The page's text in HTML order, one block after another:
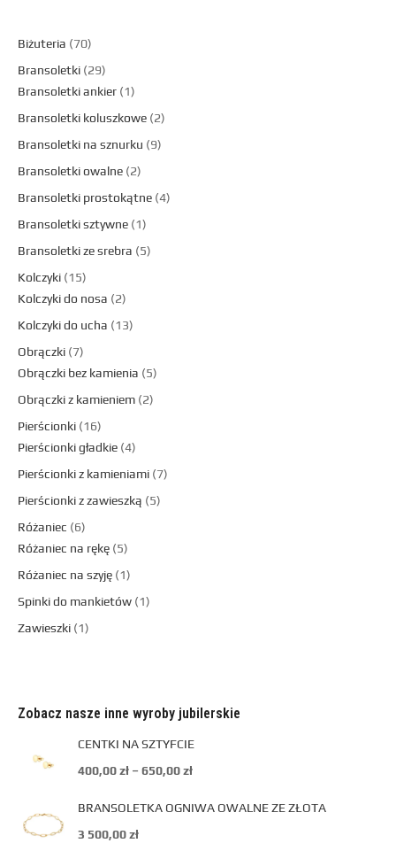
Biżuteria
70
Bransoletki 29
Bransoletki ankier 1
Bransoletki koluszkowe 2
Bransoletki na sznurku
9
Bransoletki owalne 2
Bransoletki prostokątne 4
Bransoletki sztywne 1
Bransoletki ze srebra
5
Kolczyki 15
Kolczyki do nosa
2
Kolczyki do ucha
13
Obrączki 7
Obrączki bez kamienia
5
Obrączki z kamieniem 2
Pierścionki 16
Pierścionki gładkie 4
Pierścionki z kamieniami 7
Pierścionki z zawieszką
5
Różaniec
6
Różaniec na rękę 5
Różaniec na szyję 1
Spinki do mankietów 1
Zawieszki 1
Zobacz nasze inne wyroby jubilerskie
CENTKI NA SZTYFCIE
400,00zł – 650,00zł
BRANSOLETKA OGNIWA OWALNE ZE ZŁOTA
3 500,00zł